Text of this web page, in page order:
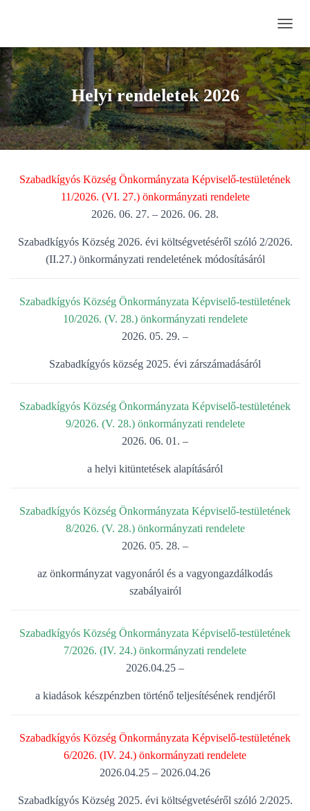
A
V
I
G
Á
C
I
Ó
B
-
A
O
Helyi rendeletek 2026
Szabadkígyós Község Önkormányzata Képviselő-testületének
11/2026. (VI. 27.) önkormányzati rendelete
2026. 06. 27. – 2026. 06. 28.
Szabadkígyós Község 2026. évi költségvetéséről szóló 2/2026.
(II.27.) önkormányzati rendeletének módosításáról
Szabadkígyós Község Önkormányzata Képviselő-testületének
10/2026. (V. 28.) önkormányzati rendelete
2026. 05. 29. –
Szabadkígyós község 2025. évi zárszámadásáról
Szabadkígyós Község Önkormányzata Képviselő-testületének
9/2026. (V. 28.) önkormányzati rendelete
2026. 06. 01. –
a helyi kitüntetések alapításáról
Szabadkígyós Község Önkormányzata Képviselő-testületének
8/2026. (V. 28.) önkormányzati rendelete
2026. 05. 28. –
az önkormányzat vagyonáról és a vagyongazdálkodás
szabályairól
Szabadkígyós Község Önkormányzata Képviselő-testületének
7/2026. (IV. 24.) önkormányzati rendelete
2026.04.25 –
a kiadások készpénzben történő teljesítésének rendjéről
Szabadkígyós Község Önkormányzata Képviselő-testületének
6/2026. (IV. 24.) önkormányzati rendelete
2026.04.25 – 2026.04.26
Szabadkígyós Község 2025. évi költségvetéséről szóló 2/2025.